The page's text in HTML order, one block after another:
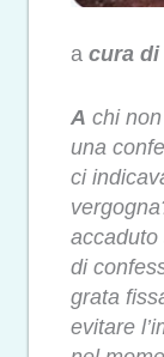
a cura di
A chi
una
ci
accaduto
di
grata
evitare